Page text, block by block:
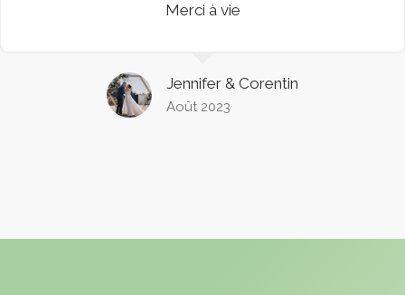
Merci à vie
Jennifer & Corentin
Août 2023